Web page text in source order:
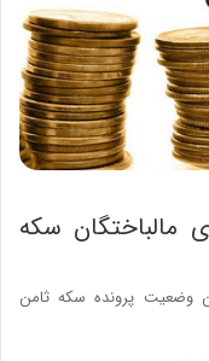
سکه
وضعیت پرونده سکه ثامن